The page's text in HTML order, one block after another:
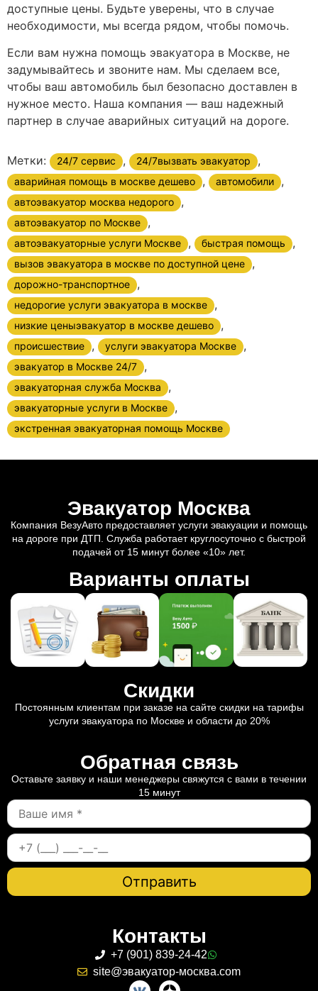
доступные цены. Будьте уверены, что в случае
необходимости, мы всегда рядом, чтобы помочь.
Если вам нужна помощь эвакуатора в Москве, не
задумывайтесь и звоните нам. Мы сделаем все,
чтобы ваш автомобиль был безопасно доставлен в
нужное место. Наша компания — ваш надежный
партнер в случае аварийных ситуаций на дороге.
Метки: 24/7 сервис , 24/7вызвать эвакуатор ,
аварийная помощь в москве дешево , автомобили ,
автоэвакуатор москва недорого ,
автоэвакуатор по Москве ,
автоэвакуаторные услуги Москве , быстрая помощь ,
вызов эвакуатора в москве по доступной цене ,
дорожно-транспортное ,
недорогие услуги эвакуатора в москве ,
низкие ценыэвакуатор в москве дешево ,
происшествие , услуги эвакуатора Москве ,
эвакуатор в Москве 24/7 ,
эвакуаторная служба Москва ,
эвакуаторные услуги в Москве ,
экстренная эвакуаторная помощь Москве
Эвакуатор Москва
Компания ВезуАвто предоставляет услуги эвакуации и помощь
на дороге при ДТП. Служба работает круглосуточно с быстрой
подачей от 15 минут более «10» лет.
Варианты оплаты
Скидки
Постоянным клиентам при заказе на сайте скидки на тарифы
услуги эвакуатора по Москве и области до 20%
Обратная связь
Оставьте заявку и наши менеджеры свяжутся с вами в течении
15 минут
Контакты
+7 (901) 839-24-42
site@эвакуатор-москва.com